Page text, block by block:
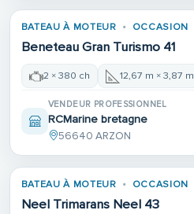
BATEAU À MOTEUR OCCASION
Beneteau Gran Turismo 41
2 × 380 ch 12,67 m × 3,87 m
VENDEUR PROFESSIONNEL
RCMarine bretagne
56640 ARZON
BATEAU À MOTEUR OCCASION
Neel Trimarans Neel 43